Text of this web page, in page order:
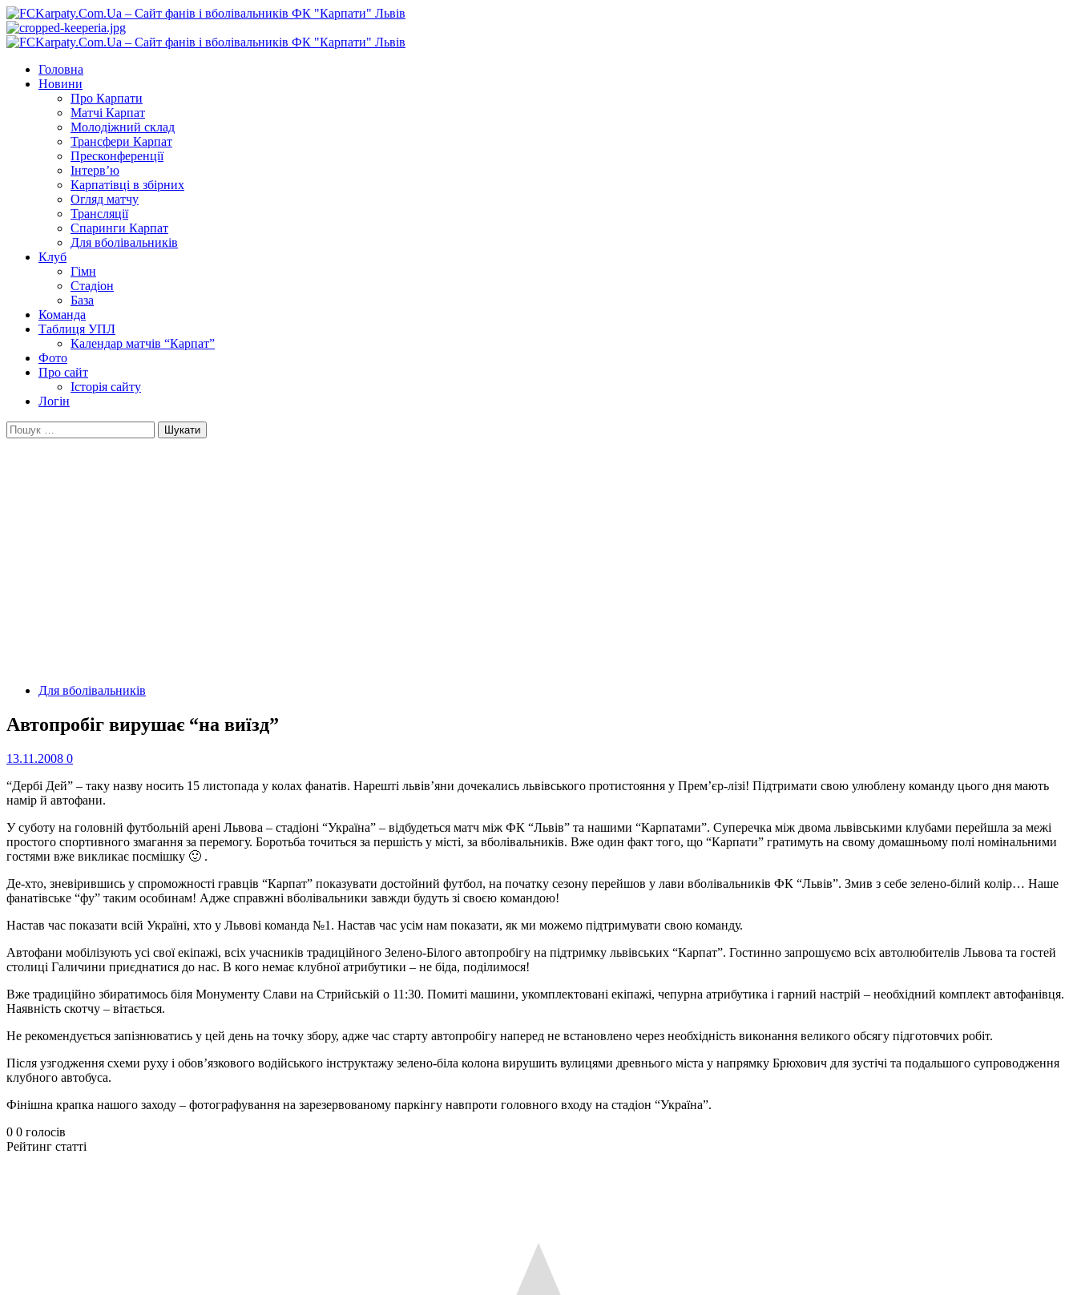
Перейти
до
вмісту
Primary
Головна
Новини
Про Карпати
Матчі Карпат
Молодіжний склад
Трансфери Карпат
Пресконференції
Інтерв’ю
Карпатівці в збірних
Огляд матчу
Трансляції
Спаринги Карпат
Для вболівальників
Клуб
Гімн
Стадіон
База
Команда
Таблиця УПЛ
Календар матчів “Карпат”
Фото
Про сайт
Історія сайту
Логін
Пошук:
Для вболівальників
Автопробіг вирушає “на виїзд”
13.11.2008 0
“Дербі Дей” – таку назву носить 15 листопада у колах фанатів. Нарешті львів’яни дочекались львівського протистояння у Прем’єр-лізі! Підтримати свою улюблену команду цього дня мають
намір й автофани.
У суботу на головній футбольній арені Львова – стадіоні “Україна” – відбудеться матч між ФК “Львів” та нашими “Карпатами”. Суперечка між двома львівськими клубами перейшла за межі
простого спортивного змагання за перемогу. Боротьба точиться за першість у місті, за вболівальників. Вже один факт того, що “Карпати” гратимуть на свому домашньому полі номінальними
гостями вже викликає посмішку 🙂 .
Де-хто, зневірившись у спроможності гравців “Карпат” показувати достойний футбол, на початку сезону перейшов у лави вболівальників ФК “Львів”. Змив з себе зелено-білий колір… Наше
фанатівське “фу” таким особинам! Адже справжні вболівальники завжди будуть зі своєю командою!
Настав час показати всій Україні, хто у Львові команда №1. Настав час усім нам показати, як ми можемо підтримувати свою команду.
Автофани мобілізують усі свої екіпажі, всіх учасників традиційного Зелено-Білого автопробігу на підтримку львівських “Карпат”. Гостинно запрошуємо всіх автолюбителів Львова та гостей
столиці Галичини приєднатися до нас. В кого немає клубної атрибутики – не біда, поділимося!
Вже традиційно збиратимось біля Монументу Слави на Стрийській о 11:30. Помиті машини, укомплектовані екіпажі, чепурна атрибутика і гарний настрій – необхідний комплект автофанівця.
Наявність скотчу – вітається.
Не рекомендується запізнюватись у цей день на точку збору, адже час старту автопробігу наперед не встановлено через необхідність виконання великого обсягу підготовчих робіт.
Після узгодження схеми руху і обов’язкового водійського інструктажу зелено-біла колона вирушить вулицями древнього міста у напрямку Брюхович для зустічі та подальшого супроводження
клубного автобуса.
Фінішна крапка нашого заходу – фотографування на зарезервованому паркінгу навпроти головного входу на стадіон “Україна”.
0 0 голосів
Рейтинг статті